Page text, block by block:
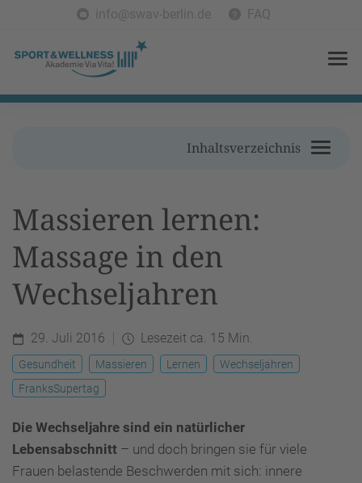
info@swav-berlin.de FAQ
Inhaltsverzeichnis
Massieren lernen:
Massage in den
Wechseljahren
29. Juli 2016 Lesezeit ca. 15 Min.
Gesundheit Massieren Lernen
Wechseljahren
FranksSupertag
Die Wechseljahre sind ein natürlicher
Lebensabschnitt – und doch bringen sie für viele
Frauen belastende Beschwerden mit sich: innere